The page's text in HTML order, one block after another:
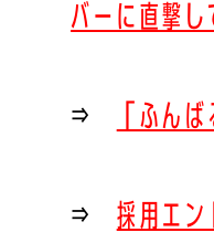
バーに直撃し
⇒ 「ふん
⇒ 採用エン